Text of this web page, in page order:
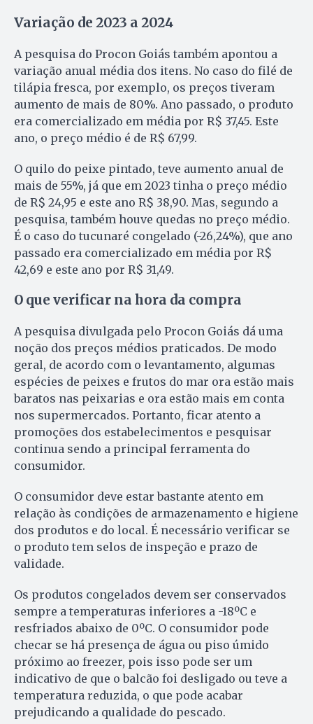
Variação de 2023 a 2024
A pesquisa do Procon Goiás também apontou a
variação anual média dos itens. No caso do filé de
tilápia fresca, por exemplo, os preços tiveram
aumento de mais de 80%. Ano passado, o produto
era comercializado em média por R$ 37,45. Este
ano, o preço médio é de R$ 67,99.
O quilo do peixe pintado, teve aumento anual de
mais de 55%, já que em 2023 tinha o preço médio
de R$ 24,95 e este ano R$ 38,90. Mas, segundo a
pesquisa, também houve quedas no preço médio.
É o caso do tucunaré congelado (-26,24%), que ano
passado era comercializado em média por R$
42,69 e este ano por R$ 31,49.
O que verificar na hora da compra
A pesquisa divulgada pelo Procon Goiás dá uma
noção dos preços médios praticados. De modo
geral, de acordo com o levantamento, algumas
espécies de peixes e frutos do mar ora estão mais
baratos nas peixarias e ora estão mais em conta
nos supermercados. Portanto, ficar atento a
promoções dos estabelecimentos e pesquisar
continua sendo a principal ferramenta do
consumidor.
O consumidor deve estar bastante atento em
relação às condições de armazenamento e higiene
dos produtos e do local. É necessário verificar se
o produto tem selos de inspeção e prazo de
validade.
Os produtos congelados devem ser conservados
sempre a temperaturas inferiores a -18ºC e
resfriados abaixo de 0ºC. O consumidor pode
checar se há presença de água ou piso úmido
próximo ao freezer, pois isso pode ser um
indicativo de que o balcão foi desligado ou teve a
temperatura reduzida, o que pode acabar
prejudicando a qualidade do pescado.